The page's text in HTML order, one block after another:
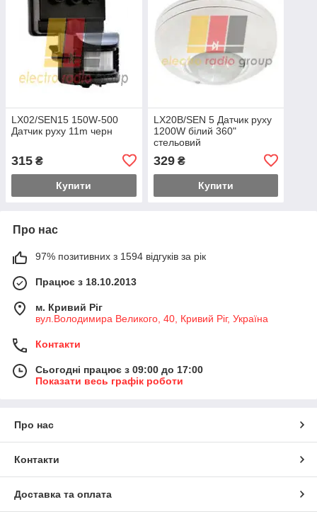
LX02/SEN15 150W-500
Датчик руху 11m черн
315 ₴
Купити
LX20В/SEN 5 Датчик руху
1200W білий 360"
стельовий
329₴
Купити
Про нас
97% позитивних з 1594 відгуків за рік
Працює з 18.10.2013
м. Кривий Ріг
вул.Володимира Великого, 40, Кривий Ріг, Україна
Контакти
Сьогодні працює з 09:00 до 17:00
Показати весь графік роботи
Про нас
Контакти
Доставка та оплата